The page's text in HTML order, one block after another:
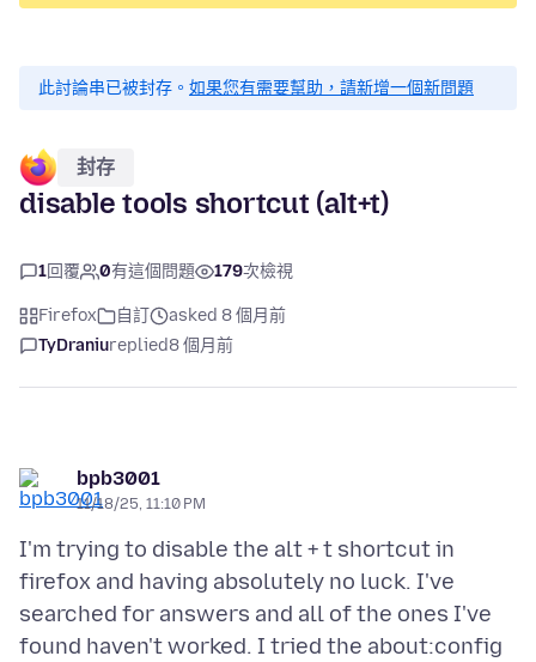
此討論串已被封存。 如果您有需要幫助，請新增一個新問題
封存
disable tools shortcut (alt+t)
1回覆 0有這個問題 179次檢視
Firefox 自訂
asked 8 個月前
TyDraniureplied8 個月前
bpb3001
11/18/25, 11:10 PM
I'm trying to disable the alt + t shortcut in
firefox and having absolutely no luck. I've
searched for answers and all of the ones I've
found haven't worked. I tried the about:config